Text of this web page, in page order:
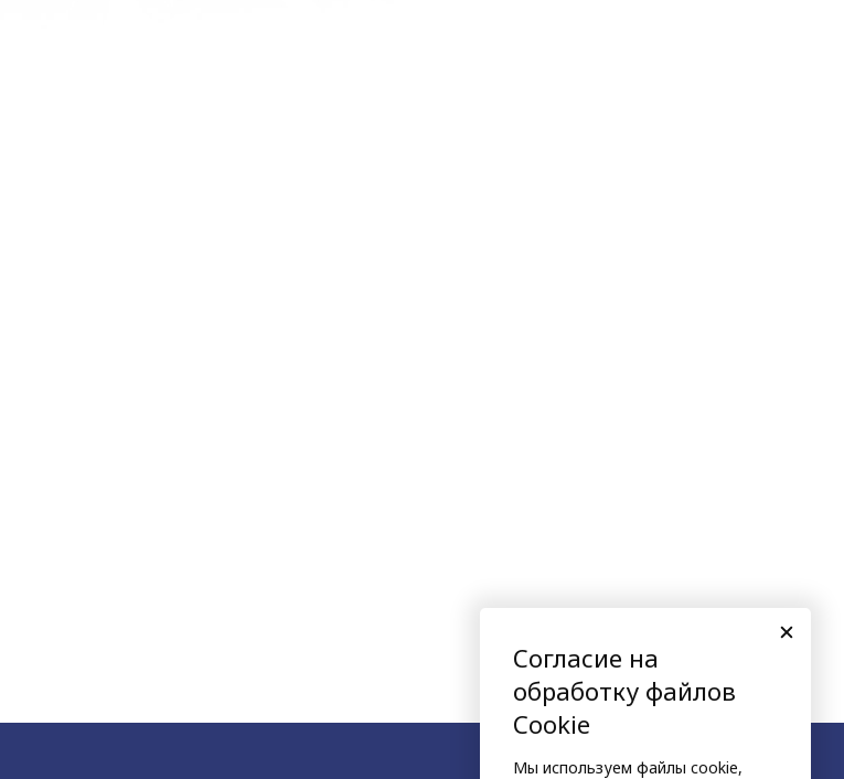
Согласие на
обработку файлов
Cookie
Мы используем файлы cookie,